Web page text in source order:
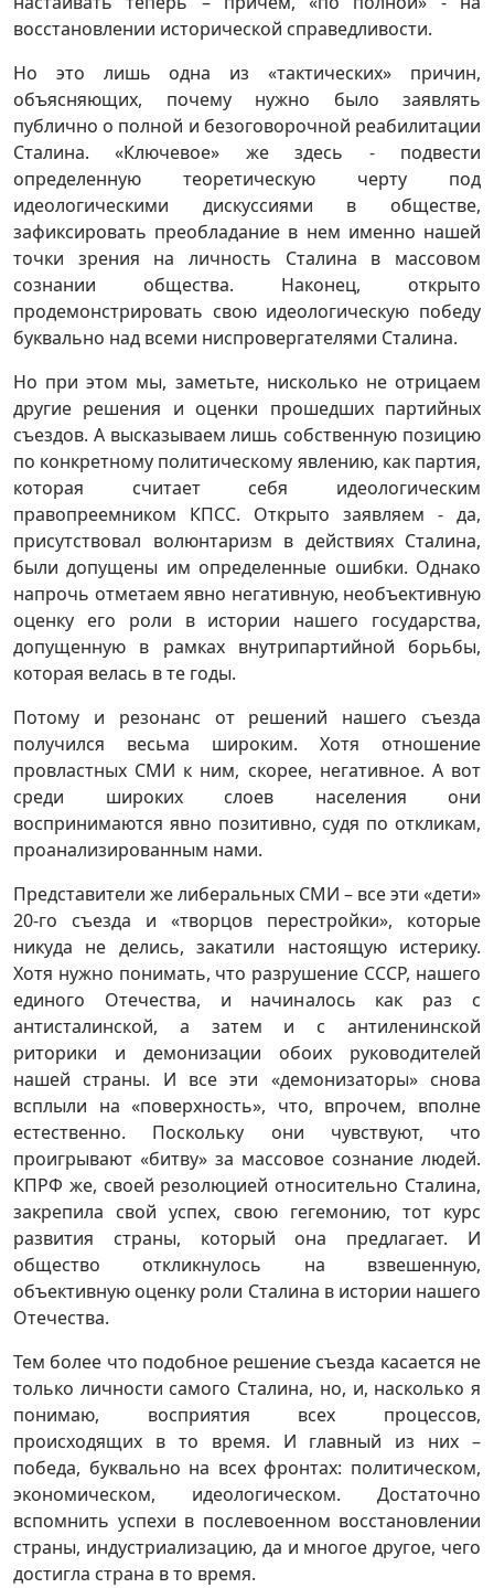
восстановлении исторической справедливости.
Но это лишь одна из «тактических» причин,
объясняющих, почему нужно было заявлять
публично о полной и безоговорочной реабилитации
Сталина. «Ключевое» же здесь - подвести
определенную теоретическую черту под
идеологическими дискуссиями в обществе,
зафиксировать преобладание в нем именно нашей
точки зрения на личность Сталина в массовом
сознании общества. Наконец, открыто
продемонстрировать свою идеологическую победу
буквально над всеми ниспровергателями Сталина.
Но при этом мы, заметьте, нисколько не отрицаем
другие решения и оценки прошедших партийных
съездов. А высказываем лишь собственную позицию
по конкретному политическому явлению, как партия,
которая считает себя идеологическим
правопреемником КПСС. Открыто заявляем - да,
присутствовал волюнтаризм в действиях Сталина,
были допущены им определенные ошибки. Однако
напрочь отметаем явно негативную, необъективную
оценку его роли в истории нашего государства,
допущенную в рамках внутрипартийной борьбы,
которая велась в те годы.
Потому и резонанс от решений нашего съезда
получился весьма широким. Хотя отношение
провластных СМИ к ним, скорее, негативное. А вот
среди широких слоев населения они
воспринимаются явно позитивно, судя по откликам,
проанализированным нами.
Представители же либеральных СМИ – все эти «дети»
20-го съезда и «творцов перестройки», которые
никуда не делись, закатили настоящую истерику.
Хотя нужно понимать, что разрушение СССР, нашего
единого Отечества, и начиналось как раз с
антисталинской, а затем и с антиленинской
риторики и демонизации обоих руководителей
нашей страны. И все эти «демонизаторы» снова
всплыли на «поверхность», что, впрочем, вполне
естественно. Поскольку они чувствуют, что
проигрывают «битву» за массовое сознание людей.
КПРФ же, своей резолюцией относительно Сталина,
закрепила свой успех, свою гегемонию, тот курс
развития страны, который она предлагает. И
общество откликнулось на взвешенную,
объективную оценку роли Сталина в истории нашего
Отечества.
Тем более что подобное решение съезда касается не
только личности самого Сталина, но, и, насколько я
понимаю, восприятия всех процессов,
происходящих в то время. И главный из них –
победа, буквально на всех фронтах: политическом,
экономическом, идеологическом. Достаточно
вспомнить успехи в послевоенном восстановлении
страны, индустриализацию, да и многое другое, чего
достигла страна в то время.